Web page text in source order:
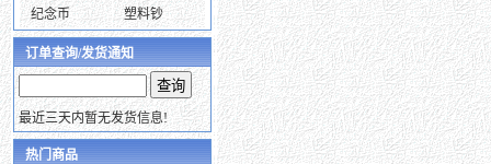
纪念币
塑料钞
订单查询/发货通知
最近三天内暂无发货信息!
热门商品